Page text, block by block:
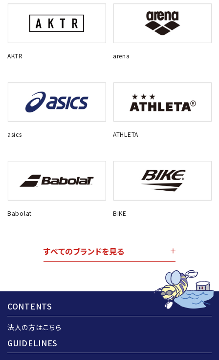
AKTR arena
asics ATHLETA
Babolat BIKE
すべてのブランドを見る
CONTENTS
法人の方はこちら
GUIDELINES